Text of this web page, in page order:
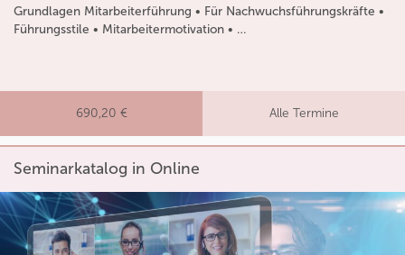
Grundlagen Mitarbeiterführung • Für Nachwuchsführungskräfte •
Führungsstile • Mitarbeitermotivation • …
690,20 € Alle Termine
Seminarkatalog in Online